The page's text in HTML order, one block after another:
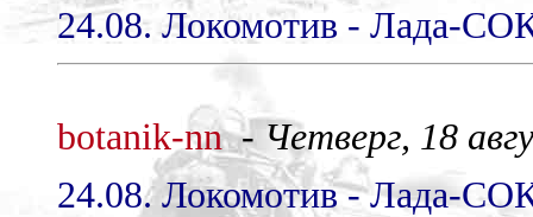
24.08. Локомотив - Лада-
botanik-nn- Четверг, 18
24.08. Локомотив - Лада-